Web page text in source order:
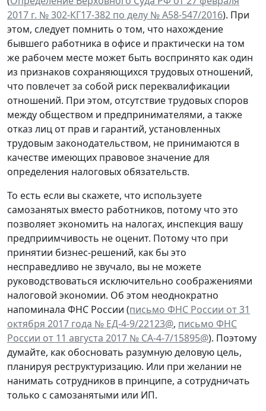
2017 г. № 302-КГ17-382 по делу № А58-547/2016). При
этом, следует помнить о том, что нахождение
бывшего работника в офисе и практически на том
же рабочем месте может быть воспринято как один
из признаков сохраняющихся трудовых отношений,
что повлечет за собой риск переквалификации
отношений. При этом, отсутствие трудовых споров
между обществом и предпринимателями, а также
отказ лиц от прав и гарантий, установленных
трудовым законодательством, не принимаются в
качестве имеющих правовое значение для
определения налоговых обязательств.
То есть если вы скажете, что используете
самозанятых вместо работников, потому что это
позволяет экономить на налогах, инспекция вашу
предприимчивость не оценит. Потому что при
принятии бизнес-решений, как бы это
несправедливо не звучало, вы не можете
руководствоваться исключительно соображениями
налоговой экономии. Об этом неоднократно
напоминала ФНС России (письмо ФНС России от 31
октября 2017 года № ЕД-4-9/22123@, письмо ФНС
России от 11 августа 2017 № СА-4-7/15895@). Поэтому
думайте, как обосновать разумную деловую цель,
планируя реструктуризацию. Или при желании не
нанимать сотрудников в принципе, а сотрудничать
только с самозанятыми или ИП.